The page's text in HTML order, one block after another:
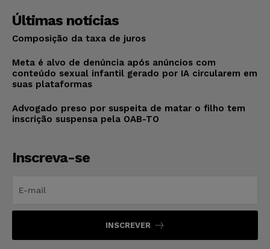
Últimas notícias
Composição da taxa de juros
Meta é alvo de denúncia após anúncios com
conteúdo sexual infantil gerado por IA circularem em
suas plataformas
Advogado preso por suspeita de matar o filho tem
inscrição suspensa pela OAB-TO
Inscreva-se
INSCREVER